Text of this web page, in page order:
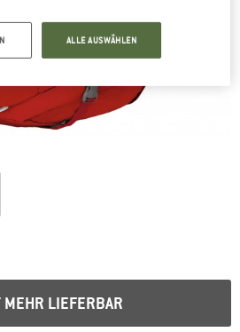
MEHR LIEFERBAR
ALLE AUSWÄHLEN